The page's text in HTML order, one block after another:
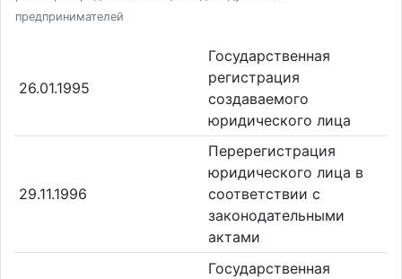
предпринимателей
26.01.1995
Государственная
регистрация
создаваемого
юридического лица
29.11.1996
Перерегистрация
юридического лица в
соответствии с
законодательными
актами
Государственная